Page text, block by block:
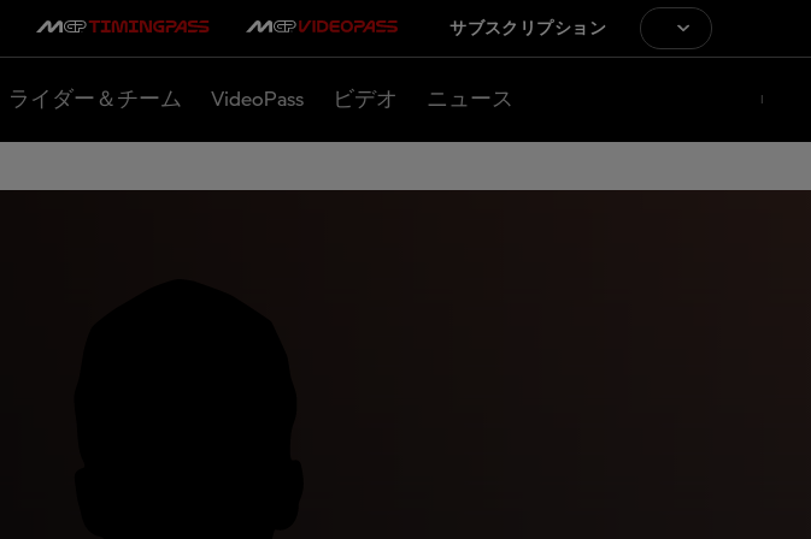
サブスクリプション
ライダー＆チーム VideoPass ビデオ ニュース